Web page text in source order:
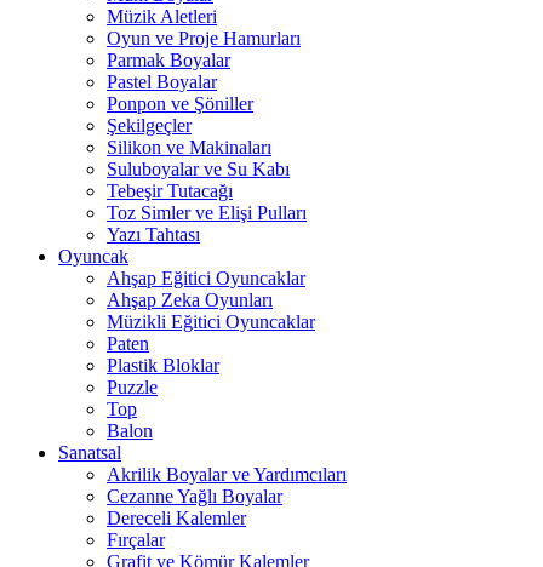
Müzik Aletleri
Oyun ve Proje Hamurları
Parmak Boyalar
Pastel Boyalar
Ponpon ve Şöniller
Şekilgeçler
Silikon ve Makinaları
Suluboyalar ve Su Kabı
Tebeşir Tutacağı
Toz Simler ve Elişi Pulları
Yazı Tahtası
Oyuncak
Ahşap Eğitici Oyuncaklar
Ahşap Zeka Oyunları
Müzikli Eğitici Oyuncaklar
Paten
Plastik Bloklar
Puzzle
Top
Balon
Sanatsal
Akrilik Boyalar ve Yardımcıları
Cezanne Yağlı Boyalar
Dereceli Kalemler
Fırçalar
Grafit ve Kömür Kalemler